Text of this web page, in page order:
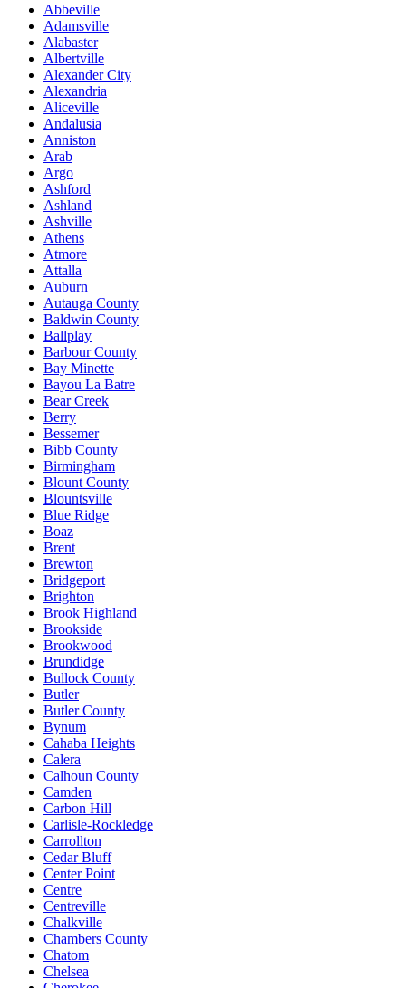
Abbeville
Adamsville
Alabaster
Albertville
Alexander City
Alexandria
Aliceville
Andalusia
Anniston
Arab
Argo
Ashford
Ashland
Ashville
Athens
Atmore
Attalla
Auburn
Autauga County
Baldwin County
Ballplay
Barbour County
Bay Minette
Bayou La Batre
Bear Creek
Berry
Bessemer
Bibb County
Birmingham
Blount County
Blountsville
Blue Ridge
Boaz
Brent
Brewton
Bridgeport
Brighton
Brook Highland
Brookside
Brookwood
Brundidge
Bullock County
Butler
Butler County
Bynum
Cahaba Heights
Calera
Calhoun County
Camden
Carbon Hill
Carlisle-Rockledge
Carrollton
Cedar Bluff
Center Point
Centre
Centreville
Chalkville
Chambers County
Chatom
Chelsea